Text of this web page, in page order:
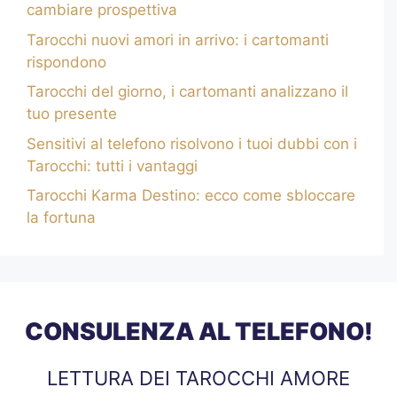
cambiare prospettiva
Tarocchi nuovi amori in arrivo: i cartomanti
rispondono
Tarocchi del giorno, i cartomanti analizzano il
tuo presente
Sensitivi al telefono risolvono i tuoi dubbi con i
Tarocchi: tutti i vantaggi
Tarocchi Karma Destino: ecco come sbloccare
la fortuna
CONSULENZA AL TELEFONO!
LETTURA DEI TAROCCHI AMORE